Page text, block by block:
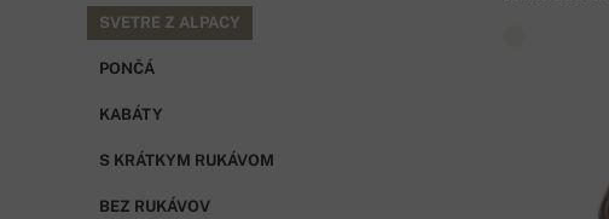
SVETRE Z ALPACY
PONČÁ
KABÁTY
S KRÁTKYM RUKÁVOM
BEZ RUKÁVOV